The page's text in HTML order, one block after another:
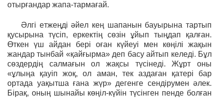
отырғандар жапа-тармағай.
Әлгі етжеңді әйел кең шапанын бауырына тартып
қусырына түсіп, еркектің сөзін ұйып тыңдап қалған.
Өткен үш айдан бері оған күйеуі мен көңілі жақын
жандар тынбай «қайғырма» деп басу айтып келеді. Бұл
сөздердің салмағын ол жақсы түсінеді. Жұрт оны
«ұлыңа қауіп жоқ, ол аман, тек аздаған қатері бар
ортада уақытша ғана жүр» дегенге сендірумен әлек.
Бірақ, оның шынайы көңіл-күйін түсінген пенде болған